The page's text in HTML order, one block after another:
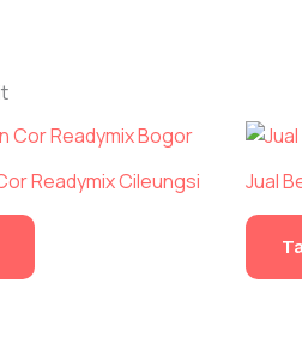
Readymix Cileungsi
Produk
memiliki
Jual